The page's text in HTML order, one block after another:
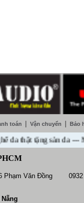
toán Vận chuyển Bảo
tặng sàn da ---
Phạm Văn Đồng 0932